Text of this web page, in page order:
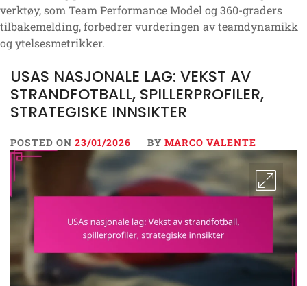
verktøy, som Team Performance Model og 360-graders
tilbakemelding, forbedrer vurderingen av teamdynamikk
og ytelsesmetrikker.
USAS NASJONALE LAG: VEKST AV
STRANDFOTBALL, SPILLERPROFILER,
STRATEGISKE INNSIKTER
POSTED ON 23/01/2026 BY MARCO VALENTE